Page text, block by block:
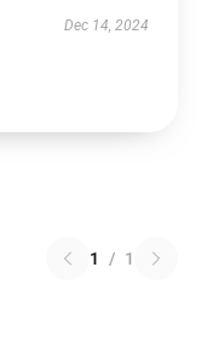
Dec 14, 2024
1 / 1